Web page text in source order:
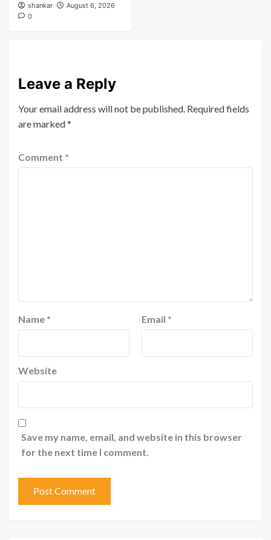
shankar
August 6, 2026
0
Leave a Reply
Your email address will not be published. Required fields
are marked*
Comment *
Name * Email *
Website
Save my name, email, and website in this browser
for the next time I comment.